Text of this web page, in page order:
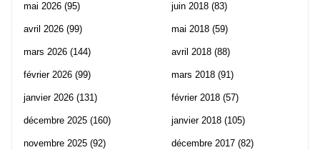
mai 2026 (95)
avril 2026 (99)
mars 2026 (144)
février 2026 (99)
janvier 2026 (131)
décembre 2025 (160)
novembre 2025 (92)
juin 2018 (83)
mai 2018 (59)
avril 2018 (88)
mars 2018 (91)
février 2018 (57)
janvier 2018 (105)
décembre 2017 (82)